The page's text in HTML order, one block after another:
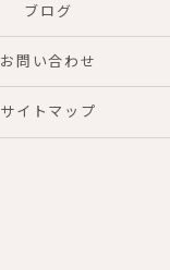
ブログ
お問い合わせ
サイトマップ